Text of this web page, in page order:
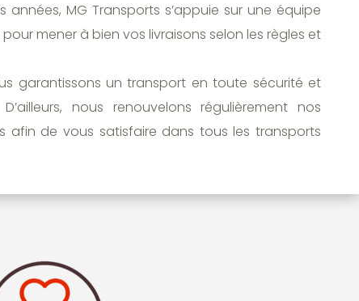
MG Transports s’appuie sur une équipe
mener à bien vos livraisons selon les règles et
garantissons un transport en toute sécurité et
nous renouvelons régulièrement nos
afin de vous satisfaire dans tous les transports